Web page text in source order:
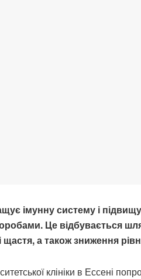
імунну систему і
Це відбувається
щастя, а також зниження
клініки в Ессені